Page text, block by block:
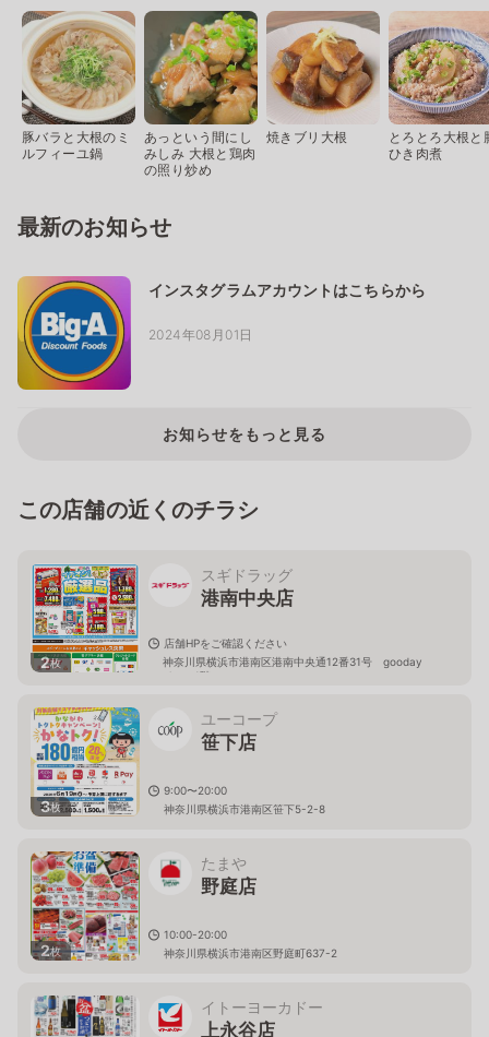
豚バラと大根のミ
ルフィーユ鍋
あっという間にし
みしみ 大根と鶏肉
の照り炒め
焼きブリ大根
とろとろ大根と
ひき肉煮
最新のお知らせ
インスタグラムアカウントはこちらから
2024年08月01日
お知らせをもっと見る
この店舗の近くのチラシ
2枚
スギドラッグ
港南中央店
店舗HPをご確認ください
神奈川県横浜市港南区港南中央通12番31号 gooday
place 1階
3枚
ユーコープ
笹下店
9:00〜20:00
神奈川県横浜市港南区笹下5-2-8
2枚
たまや
野庭店
10:00-20:00
神奈川県横浜市港南区野庭町637-2
イトーヨーカドー
上永谷店